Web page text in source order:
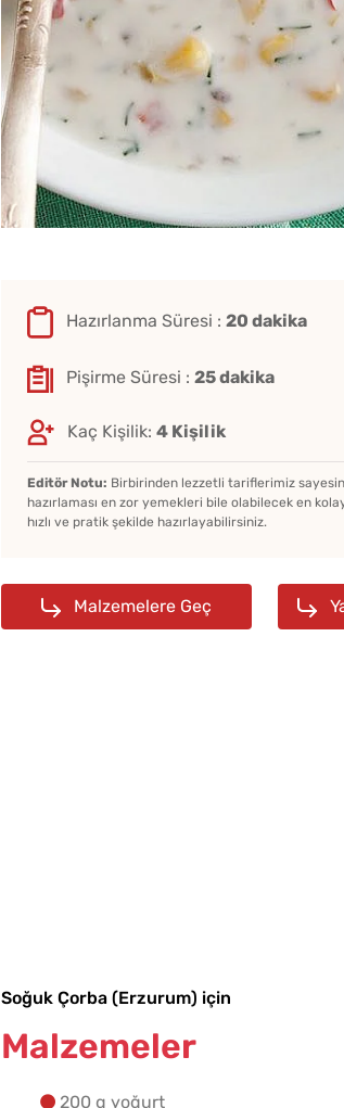
Hazırlanma Süresi : 20 dakika
Pişirme Süresi : 25 dakika
Kaç Kişilik: 4 Kişilik
Editör Notu: Birbirinden lezzetli tariflerimiz
hazırlaması en zor yemekleri bile olabilecek en
hızlı ve pratik şekilde hazırlayabilirsiniz.
Malzemelere Geç
Soğuk Çorba (Erzurum) için
Malzemeler
200 g yoğurt